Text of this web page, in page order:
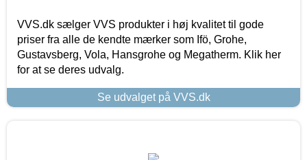
VVS.dk sælger VVS produkter i høj kvalitet til gode
priser fra alle de kendte mærker som Ifö, Grohe,
Gustavsberg, Vola, Hansgrohe og Megatherm. Klik her
for at se deres udvalg.
Se udvalget på VVS.dk